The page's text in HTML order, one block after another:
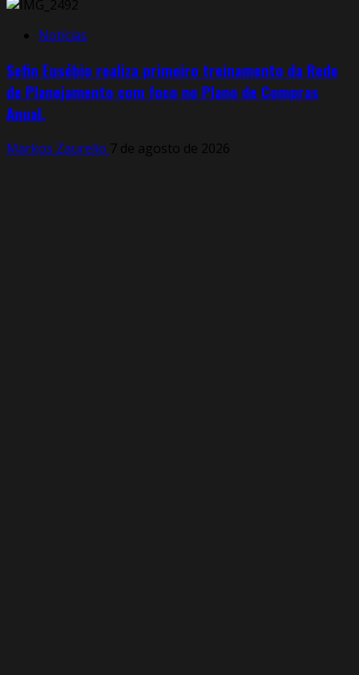
Notícias
Sefin Eusébio realiza primeiro treinamento da Rede
de Planejamento com foco no Plano de Compras
Anual.
Markos Zaurelio 7 de agosto de 2026